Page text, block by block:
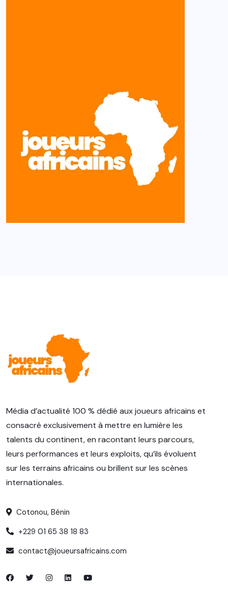
Média d’actualité 100 % dédié aux joueurs africains et
consacré exclusivement à mettre en lumière les
talents du continent, en racontant leurs parcours,
leurs performances et leurs exploits, qu’ils évoluent
sur les terrains africains ou brillent sur les scènes
internationales.
Cotonou, Bénin
+229 01 65 38 18 83
contact@joueursafricains.com